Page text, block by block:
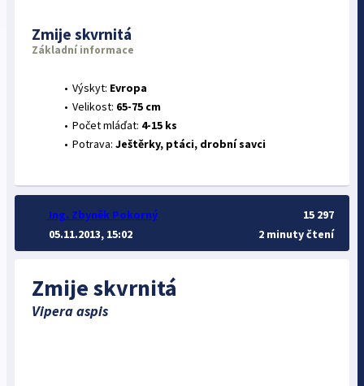
Zmije skvrnitá
Vipera aspis
Zmije skvrnitá
Základní informace
Výskyt: Evropa
Velikost: 65-75 cm
Počet mláďat: 4-15 ks
Potrava: Ještěrky, ptáci, drobní savci
Ing. Zbyněk Pokorný
05.11.2013, 15:02
15 297
2 minuty čtení